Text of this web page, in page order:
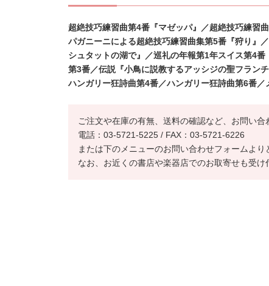
超絶技巧練習曲第4番『マゼッパ』／超絶技巧練習
パガニーニによる超絶技巧練習曲集第5番『狩り』
シュタットの湖で』／巡礼の年報第1年スイス第4番
第3番／伝説『小鳥に説教するアッシジの聖フラン
ハンガリー狂詩曲第4番／ハンガリー狂詩曲第6番
ご注文や在庫の有無、送料の確認など、お問い合
電話：03-5721-5225 / FAX：03-5721-6226
または下のメニューのお問い合わせフォームより
なお、お近くの書店や楽器店でのお取寄せも受け